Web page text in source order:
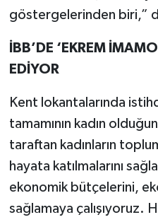
göstergelerinden biri,”
İBB’DE ‘EKREM
EDİYOR
Kent lokantalarında
tamamının kadın
taraftan kadınların
hayata katılmalarını
ekonomik bütçelerini,
sağlamaya çalışıyoruz.